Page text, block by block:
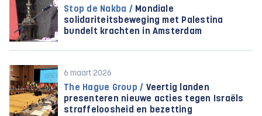
Stop de Nakba / Mondiale
solidariteitsbeweging met Palestina
bundelt krachten in Amsterdam
6 maart 2026
The Hague Group / Veertig landen
presenteren nieuwe acties tegen Israëls
straffeloosheid en bezetting